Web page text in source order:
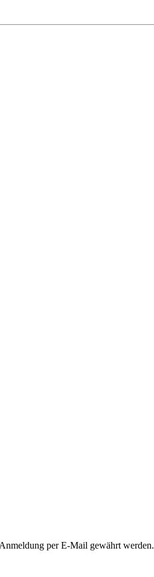
per E-Mail gewährt werden.